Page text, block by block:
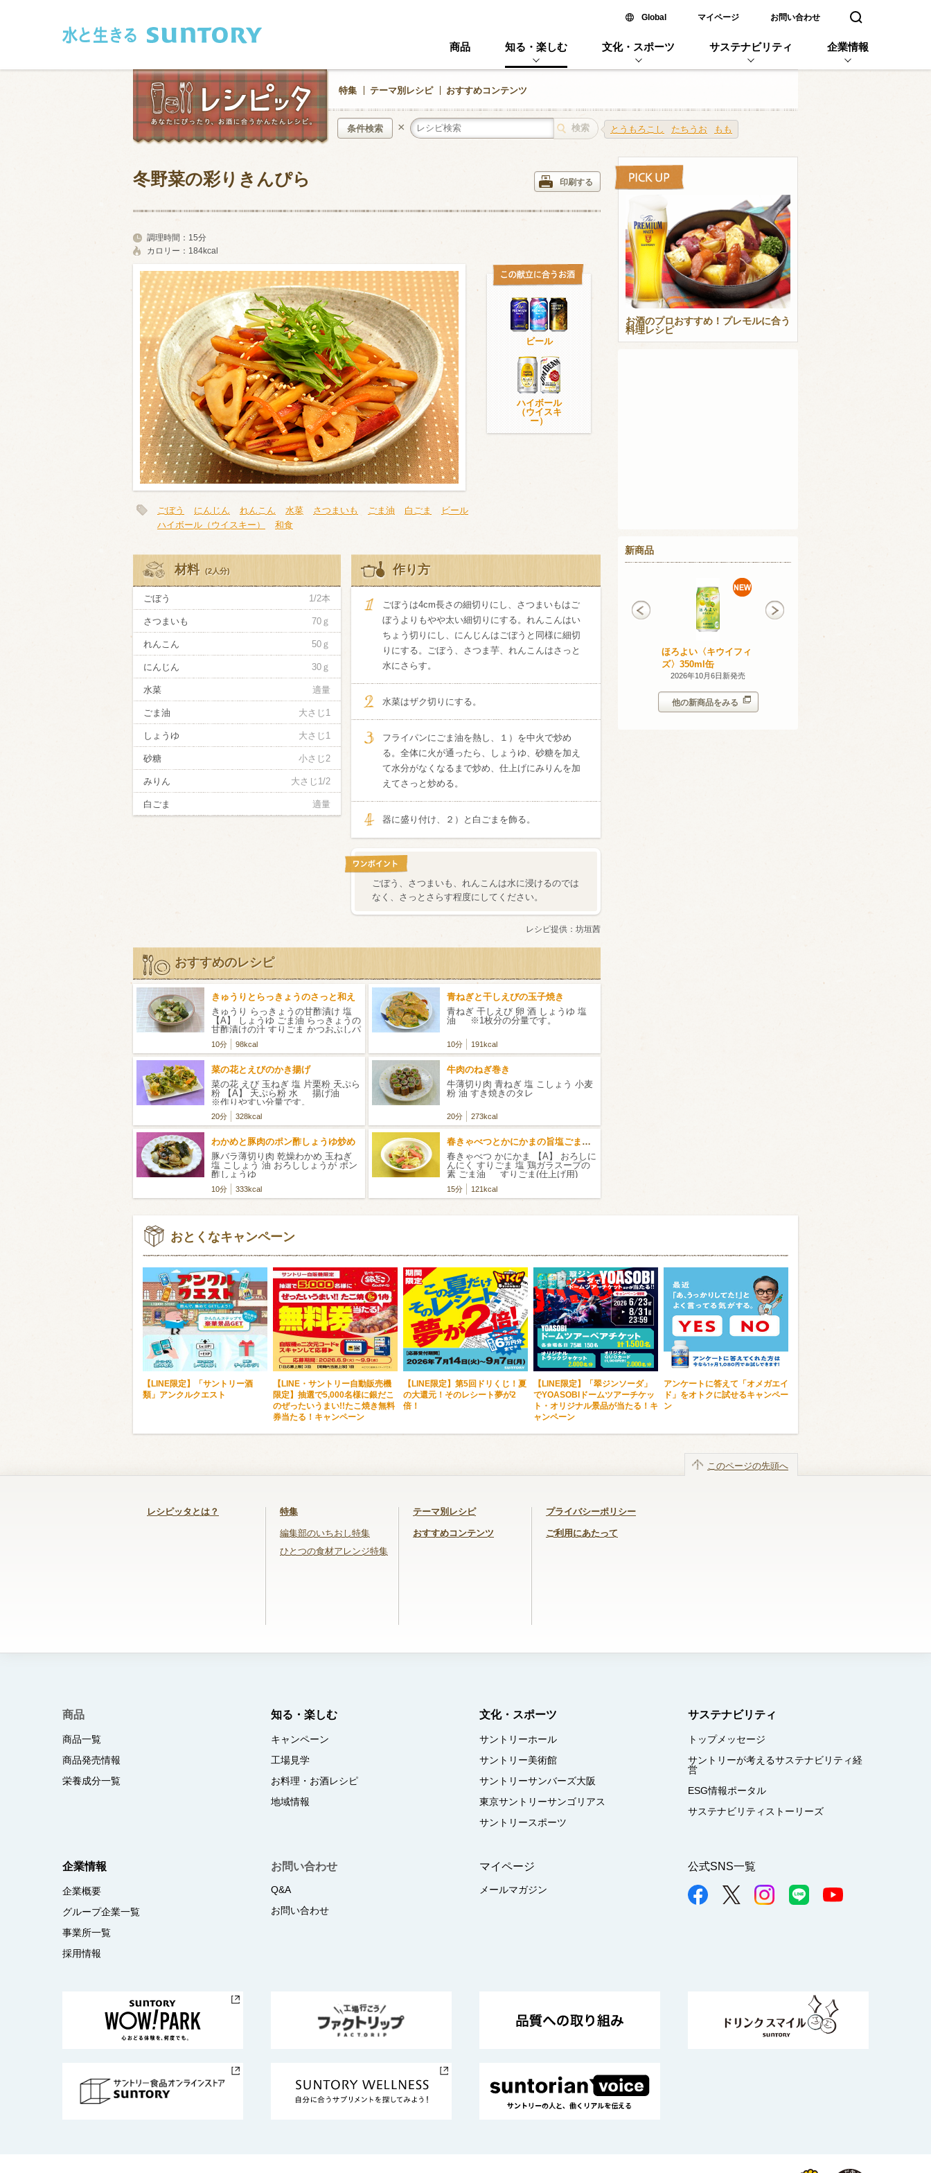
Global新しいウィンドウで開く
マイページ お問い合わせ 検索窓を開く
商品 知る・楽しむ 文化・スポーツ サステナビリティ 企業情報
特集 テーマ別レシピ おすすめコンテンツ
とうもろこし たちうお もも
条件検索 ×
和食 洋食 イタリアン
卵・乳製品 豆腐・豆類 加工食品系 くだもの
お米・麺
類・穀物
その他
ビール ハイボール（ウイスキー） ウイスキー・ブランデー 焼酎
赤ワイン 白ワイン
検索
冬野菜の彩りきんぴら 印刷する
調理時間： 15分
カロリー： 184kcal
ビール
ハイボール
（ウイスキ
ー）
ごぼう にんじん れんこん 水菜 さつまいも ごま油 白ごま
ビール
ハイボール（ウイスキー）
和食
材料 (2人分)
ごぼう 1/2本
さつまいも 70ｇ
れんこん 50ｇ
にんじん 30ｇ
水菜 適量
ごま油 大さじ1
しょうゆ 大さじ1
砂糖 小さじ2
みりん 大さじ1/2
白ごま 適量
作り方
ごぼうは4cm長さの細切りにし、さつまいもはご
ぼうよりもやや太い細切りにする。れんこんはい
ちょう切りにし、にんじんはごぼうと同様に細切
りにする。ごぼう、さつま芋、れんこんはさっと
水にさらす。
水菜はザク切りにする。
フライパンにごま油を熱し、１）を中火で炒め
る。全体に火が通ったら、しょうゆ、砂糖を加え
て水分がなくなるまで炒め、仕上げにみりんを加
えてさっと炒める。
器に盛り付け、２）と白ごまを飾る。
ごぼう、さつまいも、れんこんは水に浸けるのでは
なく、さっとさらす程度にしてください。
レシピ提供： 坊垣茜
おすすめのレシピ
きゅうりとらっきょうのさっと和え
きゅうり らっきょうの甘酢漬け 塩
【A】 しょうゆ ごま油 らっきょうの
甘酢漬けの汁 すりごま かつおぶしパ
ック
10分 98kcal
青ねぎと干しえびの玉子焼き
青ねぎ 干しえび 卵 酒 しょうゆ 塩
油 ※1枚分の分量です。
10分 191kcal
菜の花とえびのかき揚げ
菜の花 えび 玉ねぎ 塩 片栗粉 天ぷら
粉 【A】 天ぷら粉 水 揚げ油
※作りやすい分量です。
20分 328kcal
牛肉のねぎ巻き
牛薄切り肉 青ねぎ 塩 こしょう 小麦
粉 油 すき焼きのタレ
20分 273kcal
わかめと豚肉のポン酢しょうゆ炒め
豚バラ薄切り肉 乾燥わかめ 玉ねぎ
塩 こしょう 油 おろししょうが ポン
酢しょうゆ
10分 333kcal
春きゃべつとかにかまの旨塩ごまだれ
春きゃべつ かにかま 【A】 おろしに
んにく すりごま 塩 鶏ガラスープの
素 ごま油 すりごま(仕上げ用)
15分 121kcal
お酒のプロおすすめ！プレモルに合う
料理レシピ
新商品
ほろよい〈キウイフィ
ズ〉350ml缶
2026年10月6日新発売
信州富士見町産 甲州
他の新商品をみる
おとくなキャンペーン
【LINE限定】「サントリー酒
類」アンクルクエスト
【LINE・サントリー自動販売機
限定】抽選で5,000名様に銀だこ
のぜったいうまい!!たこ焼き無料
券当たる！キャンペーン
【LINE限定】第5回ドリくじ！夏
の大還元！そのレシート夢が2
倍！
【LINE限定】「翠ジンソーダ」
でYOASOBIドームツアーチケッ
ト・オリジナル景品が当たる！キ
ャンペーン
アンケートに答えて「オメガエイ
ド」をオトクに試せるキャンペー
ン
レシピッタとは？ 特集
編集部のいちおし特集
ひとつの食材アレンジ特集
テーマ別レシピ
おすすめコンテンツ
プライバシーポリシー
ご利用にあたって
このページの先頭へ
商品
商品一覧
商品発売情報
栄養成分一覧
知る・楽しむ
キャンペーン
工場見学
お料理・お酒レシピ
地域情報
文化・スポーツ
サントリーホール
サントリー美術館
サントリーサンバーズ大阪
東京サントリーサンゴリアス
サントリースポーツ
サステナビリティ
トップメッセージ
サントリーが考えるサステナビリティ経
営
ESG情報ポータル
サステナビリティストーリーズ
企業情報
企業概要
グループ企業一覧
事業所一覧
採用情報
お問い合わせ
Q&A
お問い合わせ
マイページ
メールマガジン
公式SNS一覧